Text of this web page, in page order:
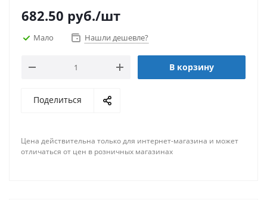
682.50 руб./шт
Мало Нашли дешевле?
В корзину
Поделиться
Цена действительна только для интернет-магазина и может
отличаться от цен в розничных магазинах